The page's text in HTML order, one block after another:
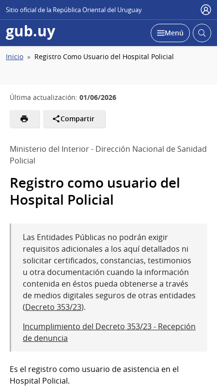
Sitio oficial de la República Oriental del Uruguay
gub.uy Desplegar
Menú Abrir
Ruta
Inicio Registro Como Usuario del Hospital Policial
Última actualización: 01/06/2026
Compartir
Ministerio del Interior - Dirección Nacional de Sanidad
Policial
Registro como usuario del
Hospital Policial
Las Entidades Públicas no podrán exigir
requisitos adicionales a los aquí detallados ni
solicitar certificados, constancias, testimonios
u otra documentación cuando la información
contenida en éstos pueda obtenerse a través
de medios digitales seguros de otras entidades
(Decreto 353/23).
Incumplimiento del Decreto 353/23 - Recepción
de denuncia
Es el registro como usuario de asistencia en el
Hospital Policial.